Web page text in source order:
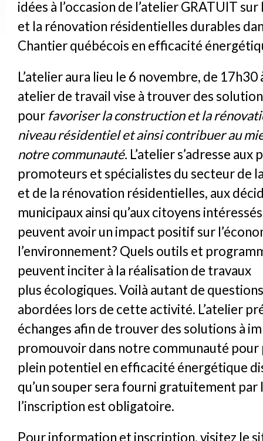
idées à l’occasion de l’atelier GRATUIT
et la rénovation résidentielles durables
Chantier québécois en efficacité
L’atelier aura lieu le 6 novembre, de 17h30
atelier de travail vise à trouver des
pour favoriser la construction et la
niveau résidentiel et ainsi contribuer au
notre communauté. L’atelier s’adresse
promoteurs et spécialistes du secteur de
et de la rénovation résidentielles, aux
municipaux ainsi qu’aux citoyens
peuvent avoir un impact positif sur
l’environnement? Quels outils et
peuvent inciter à la réalisation de travaux
plus écologiques. Voilà autant de
abordées lors de cette activité. L’atelier
échanges afin de trouver des solutions à
promouvoir dans notre communauté
plein potentiel en efficacité énergétique
qu’un souper sera fourni gratuitement par
l’inscription est obligatoire.
Pour information et inscription, visitez le